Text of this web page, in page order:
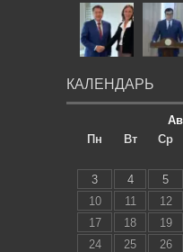
КАЛЕНДАРЬ
Пн
Вт Ср
3
4 5
10
11 12
17
18 19
24
25 26